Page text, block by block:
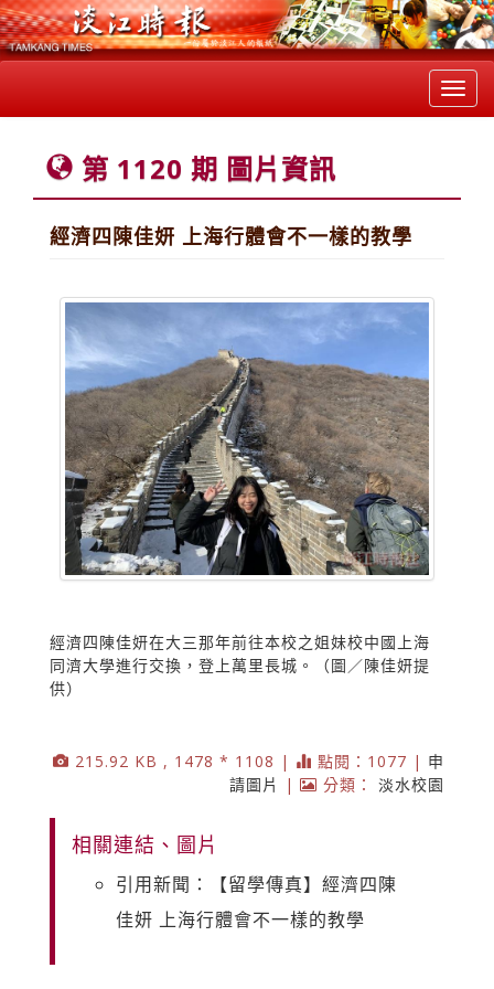
第 1120 期 圖片資訊
經濟四陳佳妍 上海行體會不一樣的教學
經濟四陳佳妍在大三那年前往本校之姐妹校中國上海
同濟大學進行交換，登上萬里長城。（圖／陳佳妍提
供）
215.92 KB , 1478 * 1108 | 點閱：1077 | 申
請圖片
| 分類： 淡水校園
相關連結、圖片
引用新聞：【留學傳真】經濟四陳
佳妍 上海行體會不一樣的教學